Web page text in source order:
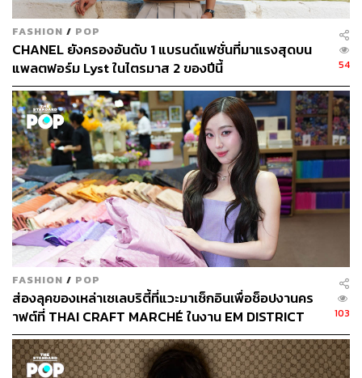
จริงๆ แล้ว Alessandro Michele ถูกจ้างมาทำงานที่ Gucci
ตั้งแต่สมัย Tom Ford จนส่งไม้ต่อมาที่ Frida Giannini ที่เขา
เลื่อนตำแหน่งมาแผนกแอ็กเซสซอรีของแบรนด์ จนกระทั่งปี
2015 ที่ทางแบรนด์ตัดสินใจดันผู้ชายโนเนมคนนี้เข้ารับ
ตำแหน่งดีไซน์สูงสุดที่ Gucci ซึ่งเขามีเวลาดีไซน์คอลเล็กชัน
แรกเพียง 5 วันเท่านั้น!
คอลเล็กชันแรกของเขาสร้างความงงทั้งตัวเขาที่น้อยคนจะ
รู้จักและภาพลักษณ์ของ Gucci ที่ฉีกชนิดแถบไม่เหลือเค้าเดิม
เลย ความแกลม หรูหรา ฟู่ฟ่า เซ็กซี่ ถูกแทนที่ด้วยภาพลักษณ์
เด็กเนิร์ดแฟชั่นที่ช็อกสายตาผู้ชม ก่อนจะกลายเป็นความ
ชื่นชมและกระแสในเวลาต่อมา เขาสามารถสร้างยอดขายให้
กับแบรนด์กว่า 120 เท่าจากภาพลักษณ์ที่ล้างกระดาน Gucci
ยุคเก่าไปเลย ความสำเร็จของเขากลายเป็นเทรนด์ให้แบรนด์
แฟชั่นเริ่มหันไปจับตามองดีไซเนอร์โนเนมบ้าง เพื่อหวังจะ
พลิกวิฤกตให้เป็นโอกาสแบบ Gucci ซึ่ง Bottega Veneta เองก็
เลือกโมเดลเดียวกันด้วยการจ้าง Daniel Lee เข้ามา
FASHION / POP
CHANEL ยังครองอันดับ 1 แบรนด์แฟชั่นที่มาแรงสุดบน
แพลตฟอร์ม Lyst ในไตรมาส 2 ของปีนี้
54
FASHION / POP
ส่องลุคของเหล่าเซเลบริตี้ที่แวะมาเช็กอินเพื่อช็อปงานคร
าฟต์ที่ THAI CRAFT MARCHÉ ในงาน EM DISTRICT
SENSE OF THAI 2026 [PR NEWS]
103